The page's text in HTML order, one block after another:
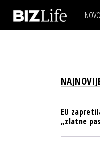
NOVO
EU
„zlatne